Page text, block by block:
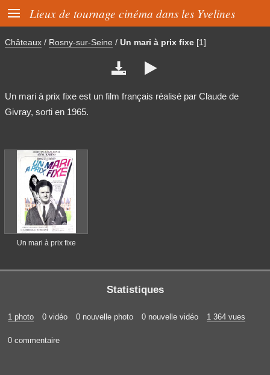
 Lieux de tournage cinéma dans les Yvelines
Châteaux / Rosny-sur-Seine / Un mari à prix fixe [1]
 
Un mari à prix fixe est un film français réalisé par Claude de
Givray, sorti en 1965.
Un mari à prix fixe
Statistiques
1 photo 0 vidéo 0 nouvelle photo 0 nouvelle vidéo 1 364 vues
0 commentaire